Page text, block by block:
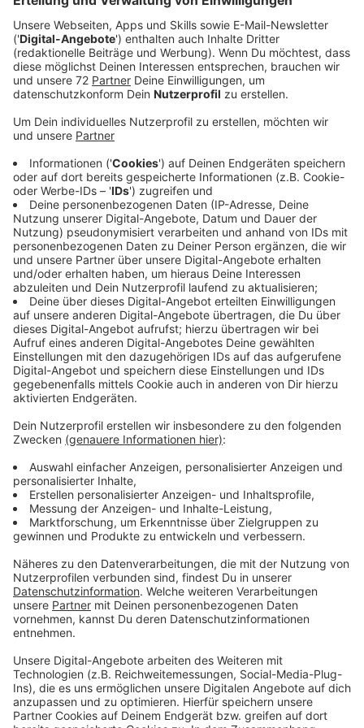
Wir bezahlen eure Rechnung. Radio an und gewinnen.
Einfach bewerben. Wir übernehmen - mit etwas
Glück - eure ungeliebte Rechnung. Was dürfen wir
übernehmen? Die Rechnung der letzten Inspektion, die
Wartung der Heizung? Egal, was ihr bezahlen
Bewerbt euch ab sofort und achtet ab dem 21.
August 2023 im Radio auf euren Namen und eure
Rechnung. Ihr habt dann immer bis zur vollen Stunde
Zeit, euch bei uns zu melden! Schafft ihr das,
übernehmen wir eure Rechnung - ohne Wenn und Aber.
Ganz wichtig: Erzählt auch eurer Familie, euren
Freundinnen, Freunden, Arbeitskolleginnen und
Arbeitskollegen vom Zahltag und eurer Rechnung und
hört vor allem so lange wie möglich Radio, damit ihr
eure Rechnung auf keinen Fall verpasst.
Anzeige
Anzeige
Weitere Informationen
Anzeige
Die Rechnung selbst muss uns erst geschickt werden,
wenn ihr gewonnen habt. Solange reicht eine
Teilnahme über das Formular.
Hier findet ihr Antworten auf diehäufig gestellten
Fragen.